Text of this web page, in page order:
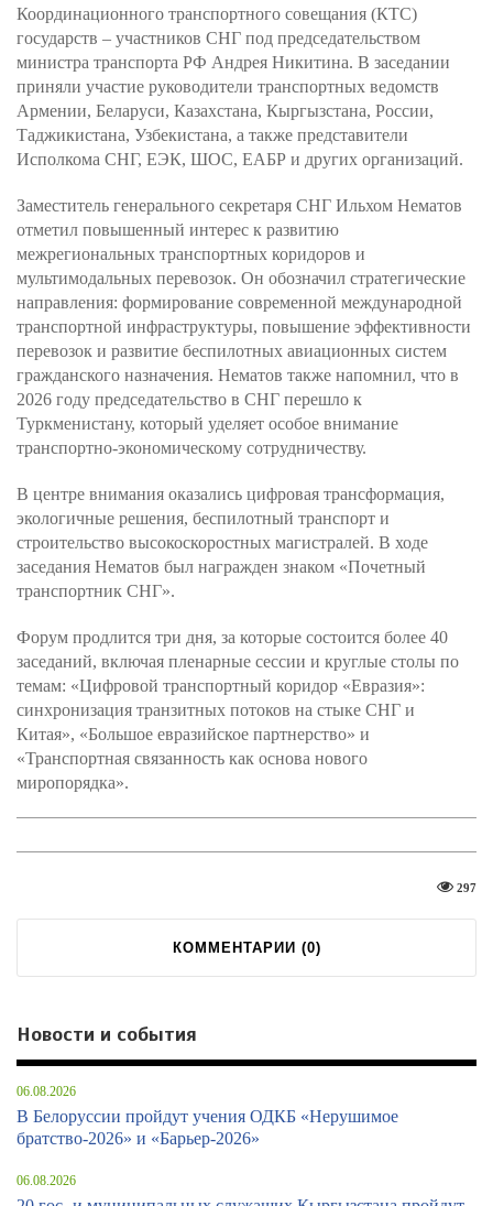
Координационного транспортного совещания (КТС)
государств – участников СНГ под председательством
министра транспорта РФ Андрея Никитина. В заседании
приняли участие руководители транспортных ведомств
Армении, Беларуси, Казахстана, Кыргызстана, России,
Таджикистана, Узбекистана, а также представители
Исполкома СНГ, ЕЭК, ШОС, ЕАБР и других организаций.
Заместитель генерального секретаря СНГ Ильхом Нематов
отметил повышенный интерес к развитию
межрегиональных транспортных коридоров и
мультимодальных перевозок. Он обозначил стратегические
направления: формирование современной международной
транспортной инфраструктуры, повышение эффективности
перевозок и развитие беспилотных авиационных систем
гражданского назначения. Нематов также напомнил, что в
2026 году председательство в СНГ перешло к
Туркменистану, который уделяет особое внимание
транспортно-экономическому сотрудничеству.
В центре внимания оказались цифровая трансформация,
экологичные решения, беспилотный транспорт и
строительство высокоскоростных магистралей. В ходе
заседания Нематов был награжден знаком «Почетный
транспортник СНГ».
Форум продлится три дня, за которые состоится более 40
заседаний, включая пленарные сессии и круглые столы по
темам: «Цифровой транспортный коридор «Евразия»:
синхронизация транзитных потоков на стыке СНГ и
Китая», «Большое евразийское партнерство» и
«Транспортная связанность как основа нового
миропорядка».
297
КОММЕНТАРИИ (0)
Новости и события
06.08.2026
В Белоруссии пройдут учения ОДКБ «Нерушимое
братство-2026» и «Барьер-2026»
06.08.2026